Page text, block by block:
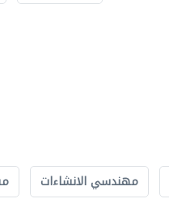
مهندسي الانشاءات